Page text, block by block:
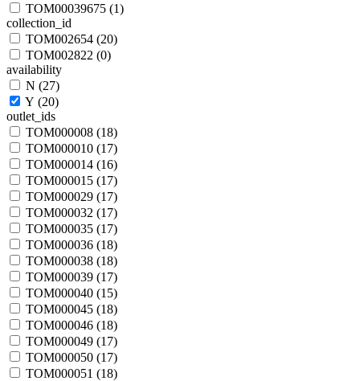
TOM00039675 (1)
collection_id
TOM002654 (20)
TOM002822 (0)
availability
N (27)
Y (20)
outlet_ids
TOM000008 (18)
TOM000010 (17)
TOM000014 (16)
TOM000015 (17)
TOM000029 (17)
TOM000032 (17)
TOM000035 (17)
TOM000036 (18)
TOM000038 (18)
TOM000039 (17)
TOM000040 (15)
TOM000045 (18)
TOM000046 (18)
TOM000049 (17)
TOM000050 (17)
TOM000051 (18)